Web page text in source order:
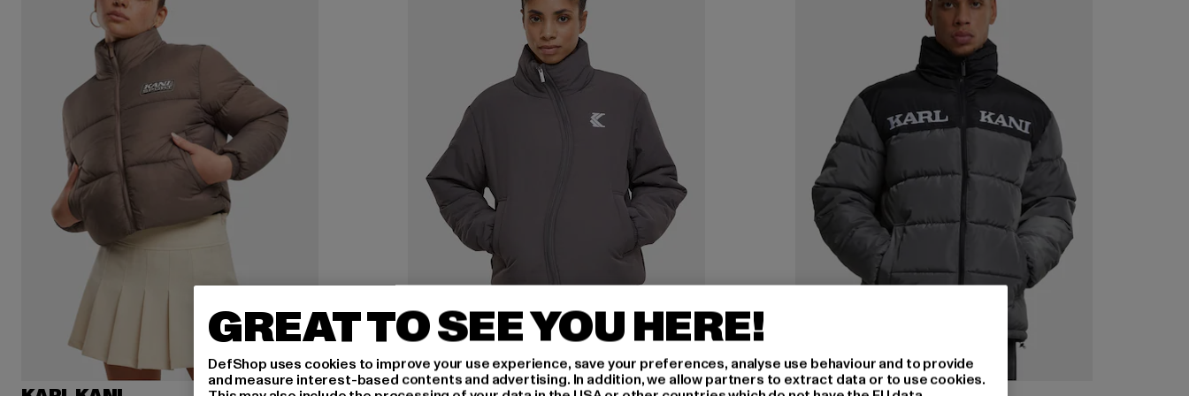
KARL KANI
OG Wavy
GREAT TO SEE YOU HERE!
DefShop uses cookies to improve your use experience, save your preferences, analyse use behaviour and to provide
and measure interest-based contents and advertising. In addition, we allow partners to extract data or to use cookies.